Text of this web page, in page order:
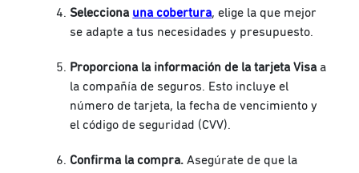
Selecciona una cobertura, elige la que mejor
se adapte a tus necesidades y presupuesto.
Proporciona la información de la tarjeta Visa a
la compañía de seguros. Esto incluye el
número de tarjeta, la fecha de vencimiento y
el código de seguridad (CVV).
Confirma la compra.Asegúrate de que la